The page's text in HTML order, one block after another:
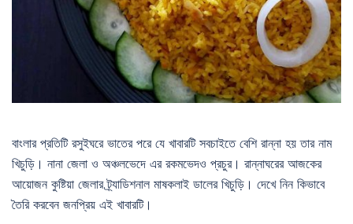
বাংলার প্রতিটি রসুইঘরে ভাতের পরে যে খাবারটি সবচাইতে বেশি রান্না হয় তার নাম
খিচুড়ি। নানা জেলা ও অঞ্চলভেদে এর রকমভেদও প্রচুর। রান্নাঘরের আজকের
আয়োজন কুষ্টিয়া জেলার ট্র্যাডিশনাল মাষকলাই ডালের খিচুড়ি। দেখে নিন কিভাবে
তৈরি করবেন জনপ্রিয় এই খাবারটি।